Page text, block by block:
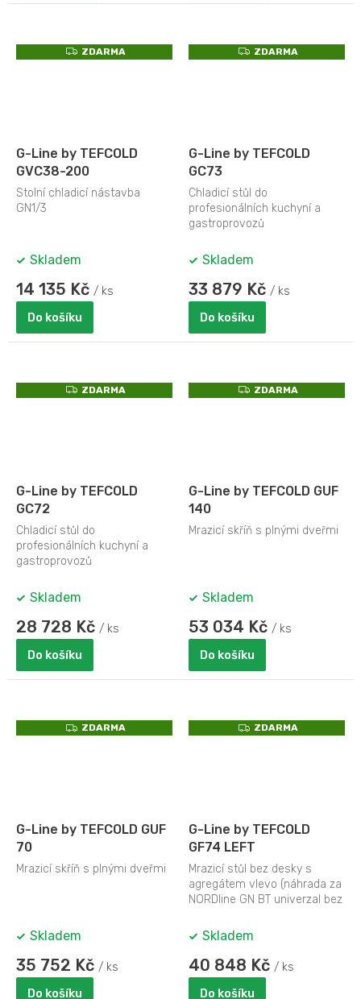
Z
D
ZDARMA
G-Line by TEFCOLD
GVC38-200
Stolní chladicí nástavba
GN1/3
Skladem
14 135 Kč / ks
Do košíku
Z
D
ZDARMA
G-Line by TEFCOLD
GC73
Chladicí stůl do
profesionálních kuchyní a
gastroprovozů
Skladem
33 879 Kč / ks
Do košíku
Z
D
ZDARMA
G-Line by TEFCOLD
GC72
Chladicí stůl do
profesionálních kuchyní a
gastroprovozů
Skladem
28 728 Kč / ks
Do košíku
Z
D
ZDARMA
G-Line by TEFCOLD GUF
140
Mrazicí skříň s plnými dveřmi
Skladem
53 034 Kč / ks
Do košíku
Z
D
ZDARMA
G-Line by TEFCOLD GUF
70
Mrazicí skříň s plnými dveřmi
Skladem
35 752 Kč / ks
Do košíku
Z
D
ZDARMA
G-Line by TEFCOLD
GF74 LEFT
Mrazicí stůl bez desky s
agregátem vlevo (náhrada za
NORDline GN BT univerzal bez
Skladem
40 848 Kč / ks
Do košíku